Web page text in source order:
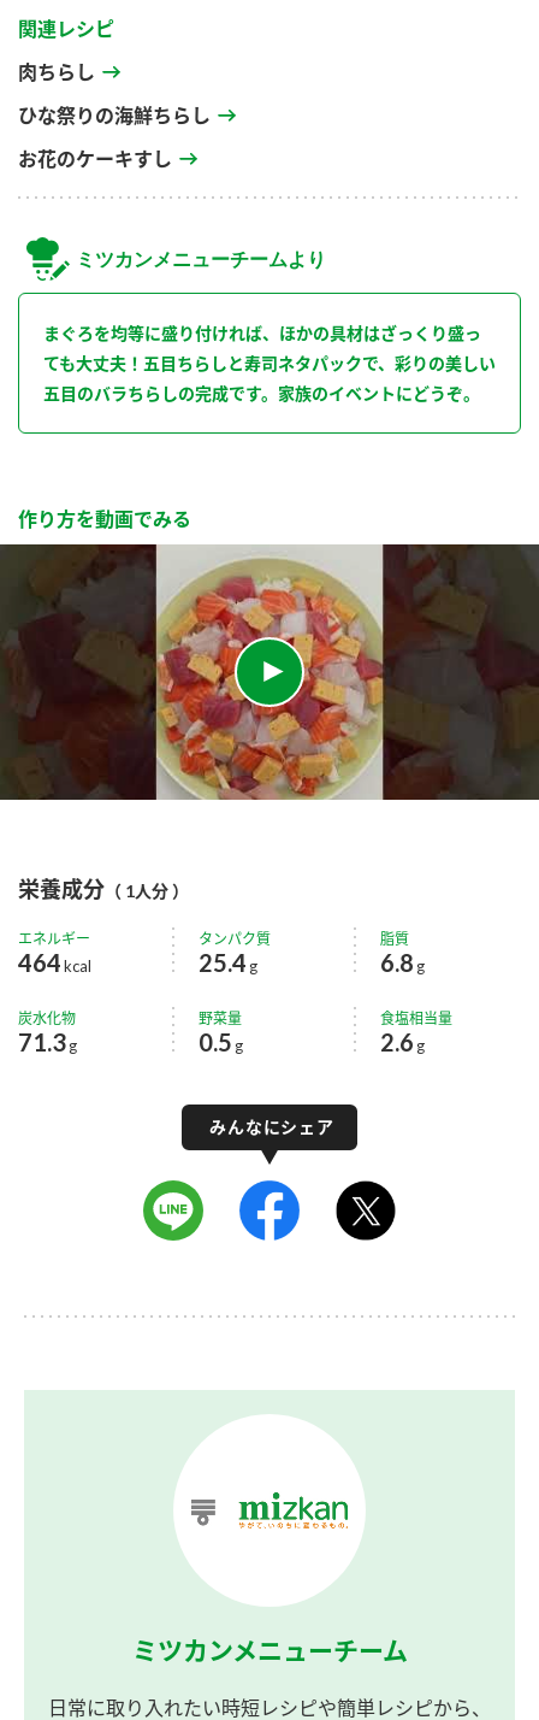
関連レシピ
肉ちらし
ひな祭りの海鮮ちらし
お花のケーキすし
ミツカンメニューチームより
まぐろを均等に盛り付ければ、ほかの具材はざっくり盛っ
ても大丈夫！五目ちらしと寿司ネタパックで、彩りの美しい
五目のバラちらしの完成です。家族のイベントにどうぞ。
作り方を動画でみる
栄養成分 （ 1人分 ）
エネルギー
464kcal
タンパク質
25.4 g
脂質
6.8 g
炭水化物
71.3g
野菜量
0.5 g
食塩相当量
2.6 g
ミツカンメニューチーム
日常に取り入れたい時短レシピや簡単レシピから、